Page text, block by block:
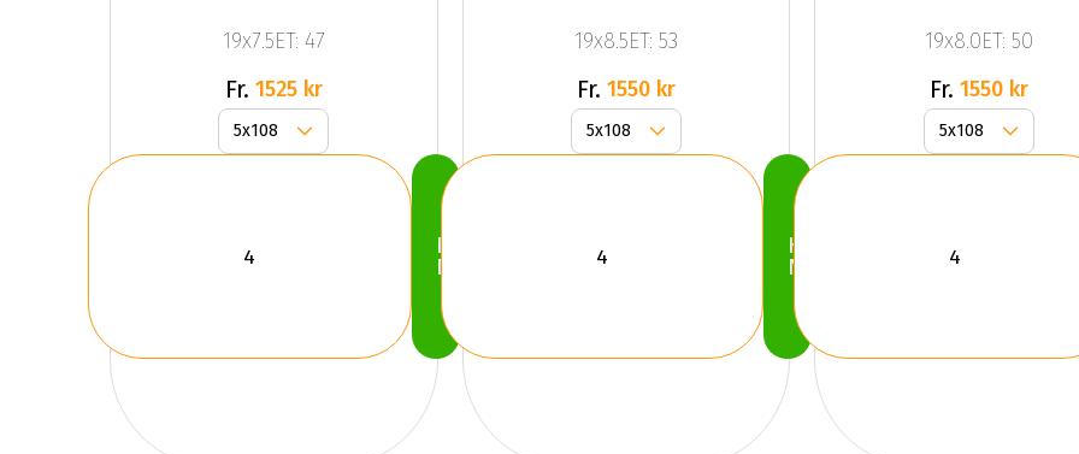
19x7.5ET: 47
Fr. 1525 kr
Köp
Nu
19x8.5ET: 53
Fr. 1550 kr
Köp
Nu
Grey
19x8.0ET: 50
Fr. 1550 kr